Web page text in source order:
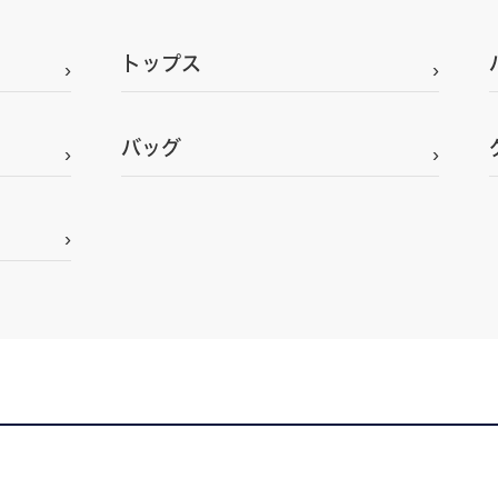
トップス
バッグ